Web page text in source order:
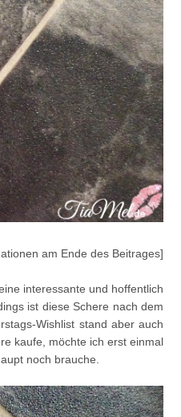
am Ende des Beitrages]
interessante und hoffentlich
ist diese Schere nach dem
Wishlist stand aber auch
kaufe, möchte ich erst einmal
noch brauche.